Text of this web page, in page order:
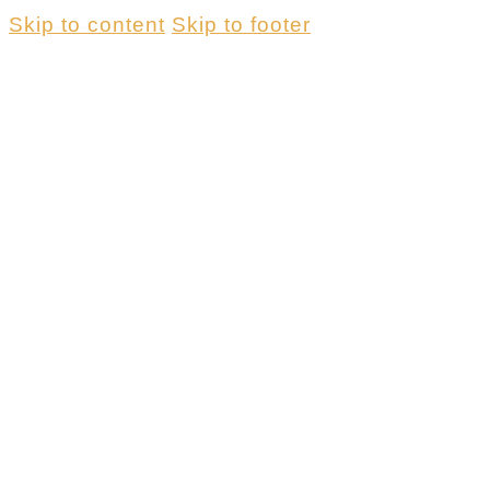
Skip to content Skip to footer